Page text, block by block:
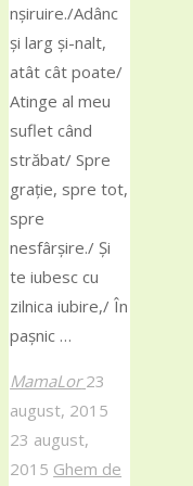
nşiruire./Adânc
și larg şi-nalt,
atât cât poate/
Atinge al meu
suflet când
străbat/ Spre
grație, spre tot,
spre
nesfârşire./ Și
te iubesc cu
zilnica iubire,/ În
pașnic …
MamaLor 23
august, 2015
23 august,
2015 Ghem de